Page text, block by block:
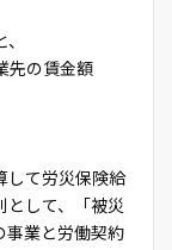
先の賃金額
して労災保険給
として、「被災
事業と労働契約